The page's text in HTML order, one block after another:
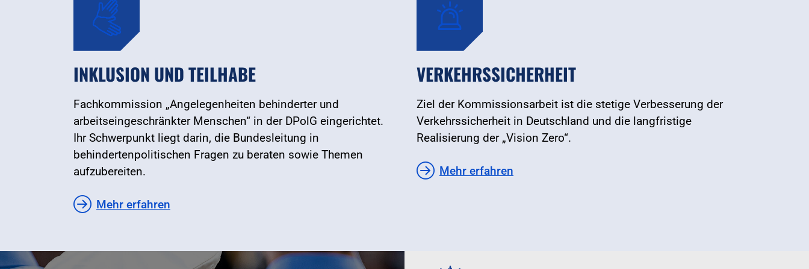
INKLUSION UND TEILHABE
Fachkommission „Angelegenheiten behinderter und
arbeitseingeschränkter Menschen“ in der DPolG eingerichtet.
Ihr Schwerpunkt liegt darin, die Bundesleitung in
behindertenpolitischen Fragen zu beraten sowie Themen
aufzubereiten.
Mehr erfahren
VERKEHRSSICHERHEIT
Ziel der Kommissionsarbeit ist die stetige Verbesserung der
Verkehrssicherheit in Deutschland und die langfristige
Realisierung der „Vision Zero“.
Mehr erfahren